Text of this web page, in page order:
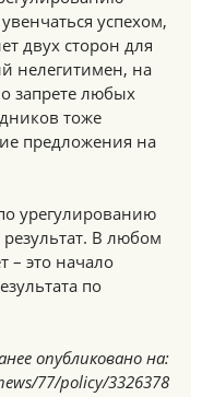
успехом,
двух сторон для
нелегитимен, на
запрете любых
тоже
предложения на
урегулированию
В любом
– это начало
по
опубликовано на:
77/policy/3326378